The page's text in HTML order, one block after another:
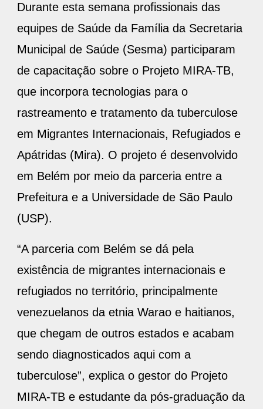
Durante esta semana profissionais das
equipes de Saúde da Família da Secretaria
Municipal de Saúde (Sesma) participaram
de capacitação sobre o Projeto MIRA-TB,
que incorpora tecnologias para o
rastreamento e tratamento da tuberculose
em Migrantes Internacionais, Refugiados e
Apátridas (Mira). O projeto é desenvolvido
em Belém por meio da parceria entre a
Prefeitura e a Universidade de São Paulo
(USP).
“A parceria com Belém se dá pela
existência de migrantes internacionais e
refugiados no território, principalmente
venezuelanos da etnia Warao e haitianos,
que chegam de outros estados e acabam
sendo diagnosticados aqui com a
tuberculose”, explica o gestor do Projeto
MIRA-TB e estudante da pós-graduação da